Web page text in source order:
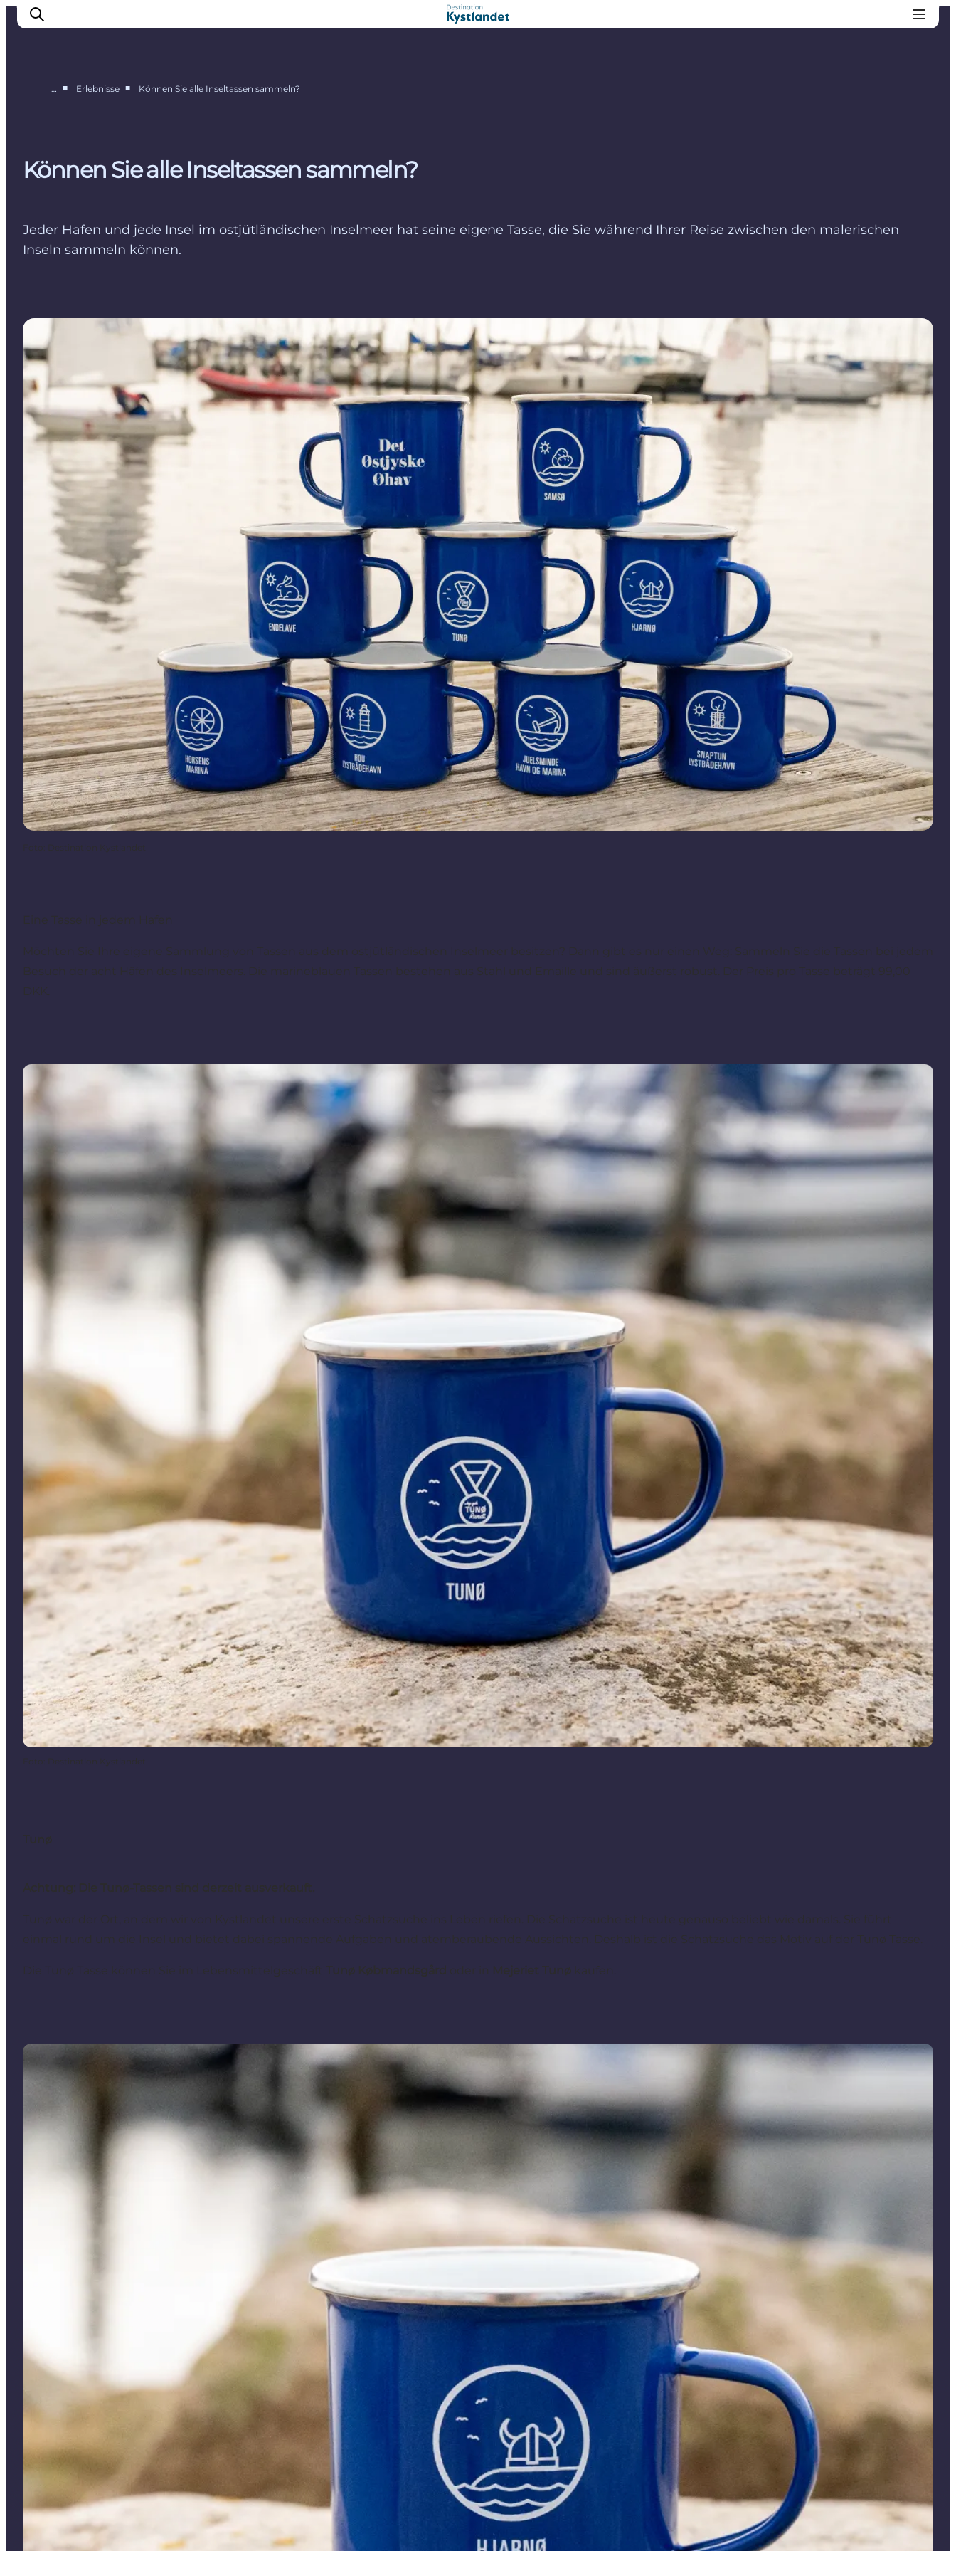
Unterkünfte
Camping
… ■ Erlebnisse ■ Können Sie alle Inseltassen sammeln?
Können Sie alle Inseltassen sammeln?
Jeder Hafen und jede Insel im ostjütländischen Inselmeer hat seine eigene Tasse, die Sie während Ihrer Reise zwischen den malerischen
Inseln sammeln können.
Foto Destination Kystlandet
Eine Tasse in jedem Hafen
Möchten Sie Ihre eigene Sammlung von Tassen aus dem ostjütländischen Inselmeer besitzen? Dann gibt es nur einen Weg: Sammeln Sie die Tassen bei jedem
Besuch der acht Häfen des Inselmeers. Die marineblauen Tassen bestehen aus Stahl und Emaille und sind äußerst robust. Der Preis pro Tasse beträgt 99,00
DKK.
Foto Destination Kystlandet
Tunø
Achtung: Die Tunø-Tassen sind derzeit ausverkauft.
Tunø war der Ort, an dem wir von Kystlandet unsere erste Schatzsuche ins Leben riefen. Die Schatzsuche ist heute genauso beliebt wie damals. Sie führt
einmal rund um die Insel und bietet dabei spannende Aufgaben und atemberaubende Aussichten. Deshalb ist die Schatzsuche das Motiv auf der Tunø Tasse.
Die Tunø Tasse können Sie im Lebensmittelgeschäft Tunø Købmandsgård oder in Mejeriet Tunø kaufen.